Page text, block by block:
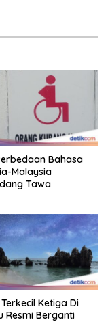
Bahasa
Malaysia
Tawa
Ketiga Di
Resmi Berganti